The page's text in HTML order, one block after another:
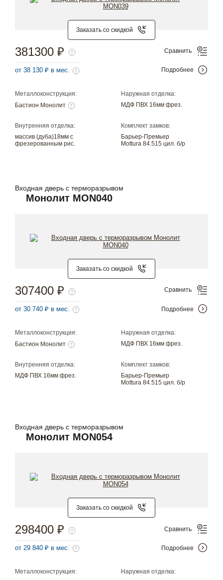
Заказать со скидкой
Металлоконструкция:
Бастион Монолит
Наружная отделка:
МДФ ПВХ 16мм фрез.
Внутренняя отделка:
массив (дуба)18мм с
фрезерованным рис.
Комплект замков:
Барьер-Премьер
Mottura 84.515 цил. б/р
381300 ₽
от 38 130 ₽ в мес.
Сравнить
Подробнее
Входная дверь с терморазрывом
Монолит MON040
Заказать со скидкой
Металлоконструкция:
Бастион Монолит
Наружная отделка:
МДФ ПВХ 16мм фрез.
Внутренняя отделка:
МДФ ПВХ 16мм фрез.
Комплект замков:
Барьер-Премьер
Mottura 84.515 цил. б/р
307400 ₽
от 30 740 ₽ в мес.
Сравнить
Подробнее
Входная дверь с терморазрывом
Монолит MON054
Заказать со скидкой
Металлоконструкция:
Наружная отделка:
298400 ₽
от 29 840 ₽ в мес.
Сравнить
Подробнее